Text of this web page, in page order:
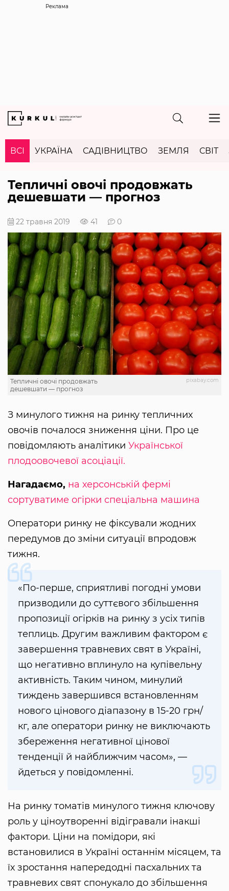
Реклама
ВСІ УКРАЇНА САДІВНИЦТВО ЗЕМЛЯ СВІТ
Тепличні овочі продовжать
дешевшати — прогноз
22 травня 2019 41 0
pixabay.com
Тепличні овочі продовжать
дешевшати — прогноз
З минулого тижня на ринку тепличних
овочів почалося зниження ціни. Про це
повідомляють аналітики Української
плодоовочевої асоціації.
Нагадаємо, на херсонській фермі
сортуватиме огірки спеціальна машина
Оператори ринку не фіксували жодних
передумов до зміни ситуації впродовж
тижня.
«По-перше, сприятливі погодні умови
призводили до суттєвого збільшення
пропозиції огірків на ринку з усіх типів
теплиць. Другим важливим фактором є
завершення травневих свят в Україні,
що негативно вплинуло на купівельну
активність. Таким чином, минулий
тиждень завершився встановленням
нового цінового діапазону в 15-20 грн/
кг, але оператори ринку не виключають
збереження негативної цінової
тенденції й найближчим часом», —
йдеться у повідомленні.
На ринку томатів минулого тижня ключову
роль у ціноутворенні відігравали інакші
фактори. Ціни на помідори, які
встановилися в Україні останнім місяцем, та
їх зростання напередодні пасхальних та
травневих свят спонукало до збільшення